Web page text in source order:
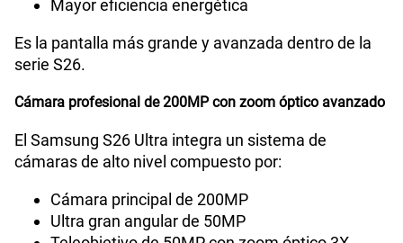
Reconocimiento Facial
Lector de Huella
VoLTE
Mayor eficiencia energética
Es la pantalla más grande y avanzada dentro de la
serie S26.
Cámara profesional de 200MP con zoom óptico avanzado
El Samsung S26 Ultra integra un sistema de
cámaras de alto nivel compuesto por:
Cámara principal de 200MP
Ultra gran angular de 50MP